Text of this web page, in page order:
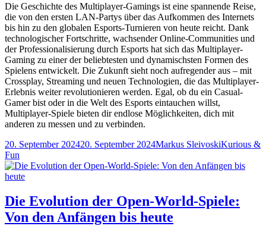
Die Geschichte des Multiplayer-Gamings ist eine spannende Reise,
die von den ersten LAN-Partys über das Aufkommen des Internets
bis hin zu den globalen Esports-Turnieren von heute reicht. Dank
technologischer Fortschritte, wachsender Online-Communities und
der Professionalisierung durch Esports hat sich das Multiplayer-
Gaming zu einer der beliebtesten und dynamischsten Formen des
Spielens entwickelt. Die Zukunft sieht noch aufregender aus – mit
Crossplay, Streaming und neuen Technologien, die das Multiplayer-
Erlebnis weiter revolutionieren werden. Egal, ob du ein Casual-
Gamer bist oder in die Welt des Esports eintauchen willst,
Multiplayer-Spiele bieten dir endlose Möglichkeiten, dich mit
anderen zu messen und zu verbinden.
Veröffentlicht
am
20. September 202420. September 2024Autor
Markus SleivoskiKategorien
Kurious &
Fun
Die Evolution der Open-World-Spiele:
Von den Anfängen bis heute